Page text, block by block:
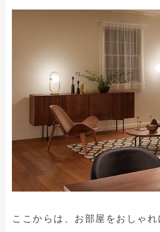
ここからは、お部屋をおしゃ